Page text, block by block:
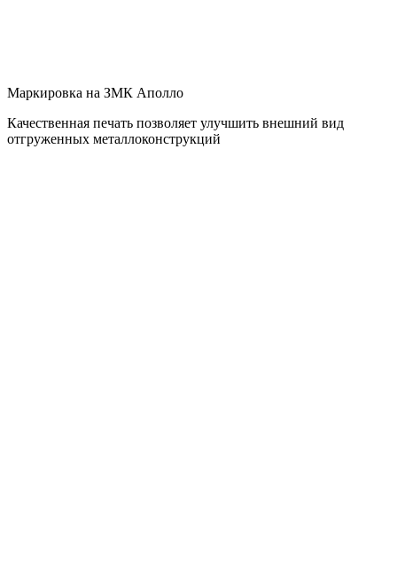
Маркировка на ЗМК Аполло
Качественная печать позволяет улучшить внешний вид
отгруженных металлоконструкций